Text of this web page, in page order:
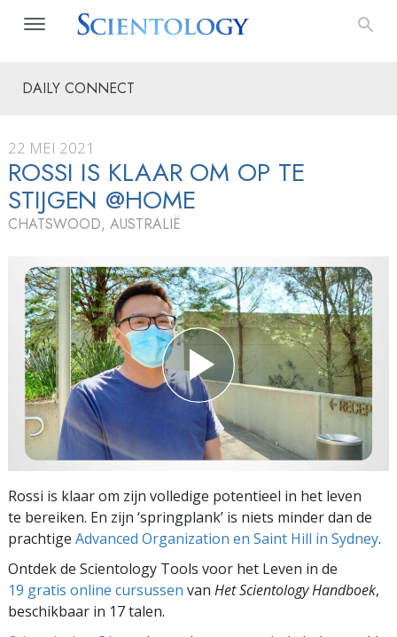
DAILY CONNECT
22 MEI 2021
ROSSI IS KLAAR OM OP TE
STIJGEN @HOME
CHATSWOOD, AUSTRALIË
Rossi is klaar om zijn volledige potentieel in het leven
te bereiken. En zijn ‘springplank’ is niets minder dan de
prachtige Advanced Organization en Saint Hill in Sydney.
Ontdek de Scientology Tools voor het Leven in de
19 gratis online cursussen van Het Scientology Handboek,
beschikbaar in 17 talen.